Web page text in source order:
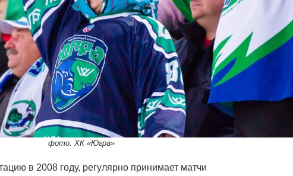
фото: ХК «Югра»
в 2008 году, регулярно принимает матчи